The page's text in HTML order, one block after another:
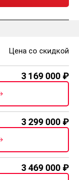
Цена со скидкой
3 169 000
3 299 000
3 469 000